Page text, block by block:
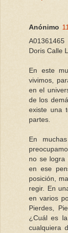
Anónimo
A01361465
Doris Calle
En este
vivimos,
en el
de los
existe una
partes.
En
no se logra
en ese
posición,
regir. En
en varios
Pierdes,
¿Cuál es
cualquiera